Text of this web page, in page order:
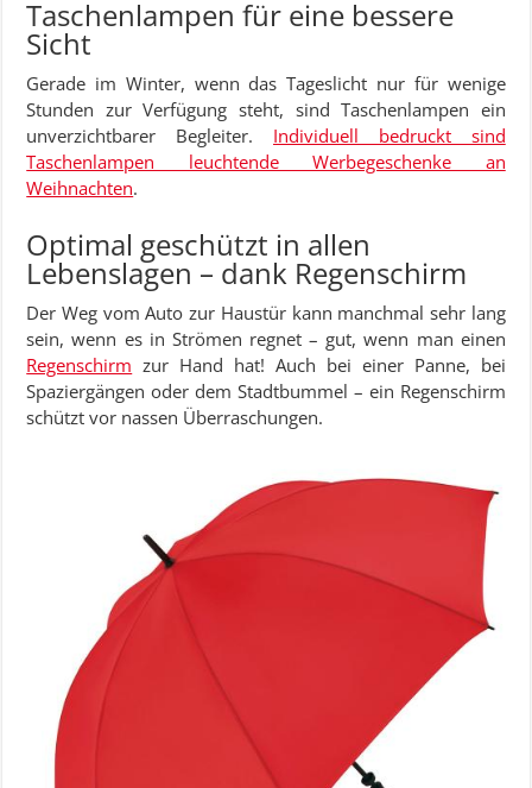
Taschenlampen für eine bessere
Sicht
Gerade im Winter, wenn das Tageslicht nur für wenige
Stunden zur Verfügung steht, sind Taschenlampen ein
unverzichtbarer Begleiter. Individuell bedruckt sind
Taschenlampen leuchtende Werbegeschenke an
Weihnachten.
Optimal geschützt in allen
Lebenslagen – dank Regenschirm
Der Weg vom Auto zur Haustür kann manchmal sehr lang
sein, wenn es in Strömen regnet – gut, wenn man einen
Regenschirm zur Hand hat! Auch bei einer Panne, bei
Spaziergängen oder dem Stadtbummel – ein Regenschirm
schützt vor nassen Überraschungen.